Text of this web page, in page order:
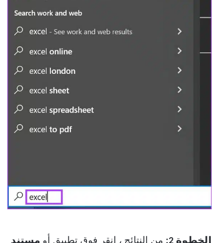
الخطوة 2: من النتائج ، انقر فوق تطبيق أو مستند